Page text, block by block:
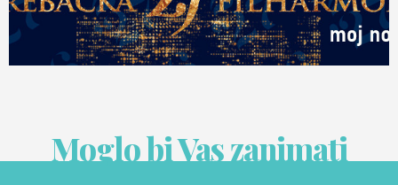
Moglo bi Vas zanimati